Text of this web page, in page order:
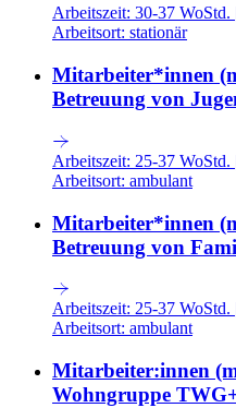
Arbeitszeit: 30-37 WoStd.
Arbeitsort: stationär
Mitarbeiter*innen
Betreuung von
Arbeitszeit: 25-37 WoStd.
Arbeitsort: ambulant
Mitarbeiter*innen
Betreuung von
Arbeitszeit: 25-37 WoStd.
Arbeitsort: ambulant
Mitarbeiter:innen
Wohngruppe